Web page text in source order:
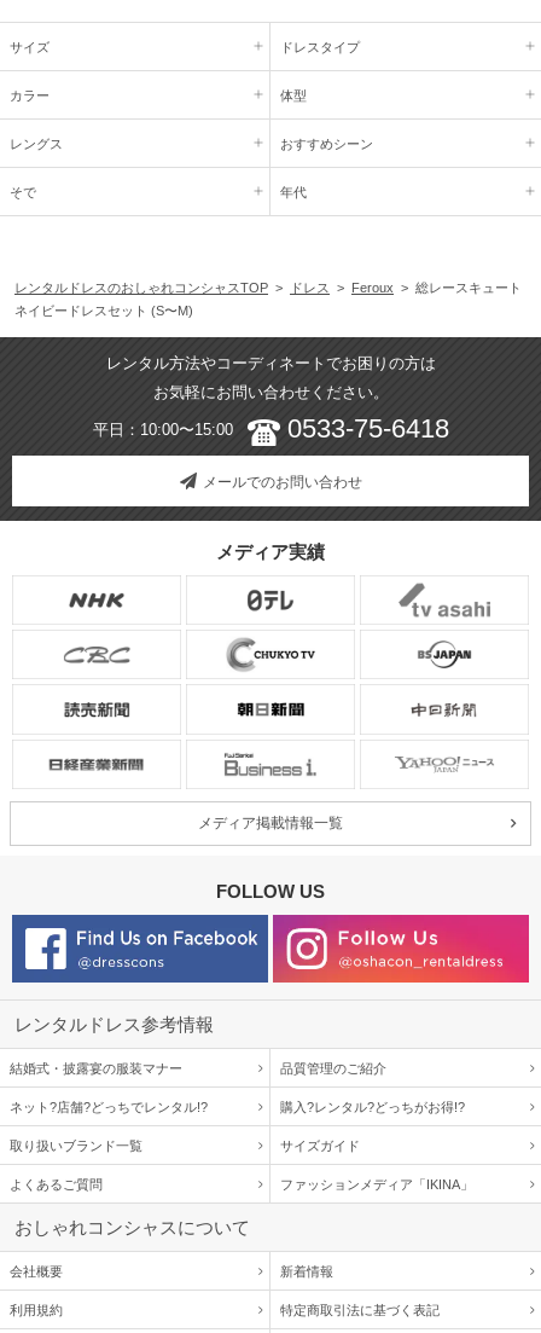
サイズ ドレスタイプ
カラー 体型
レングス おすすめシーン
そで 年代
レンタルドレスのおしゃれコンシャスTOP > ドレス > Feroux > 総レースキュート
ネイビードレスセット (S〜M)
レンタル方法やコーディネートでお困りの方は
お気軽にお問い合わせください。
平日：10:00〜15:00 0533-75-6418
メールでのお問い合わせ
メディア実績
メディア掲載情報一覧
FOLLOW US
レンタルドレス参考情報
結婚式・披露宴の服装マナー 品質管理のご紹介
ネット?店舗?どっちでレンタル!? 購入?レンタル?どっちがお得!?
取り扱いブランド一覧 サイズガイド
よくあるご質問 ファッションメディア「IKINA」
おしゃれコンシャスについて
会社概要 新着情報
利用規約 特定商取引法に基づく表記